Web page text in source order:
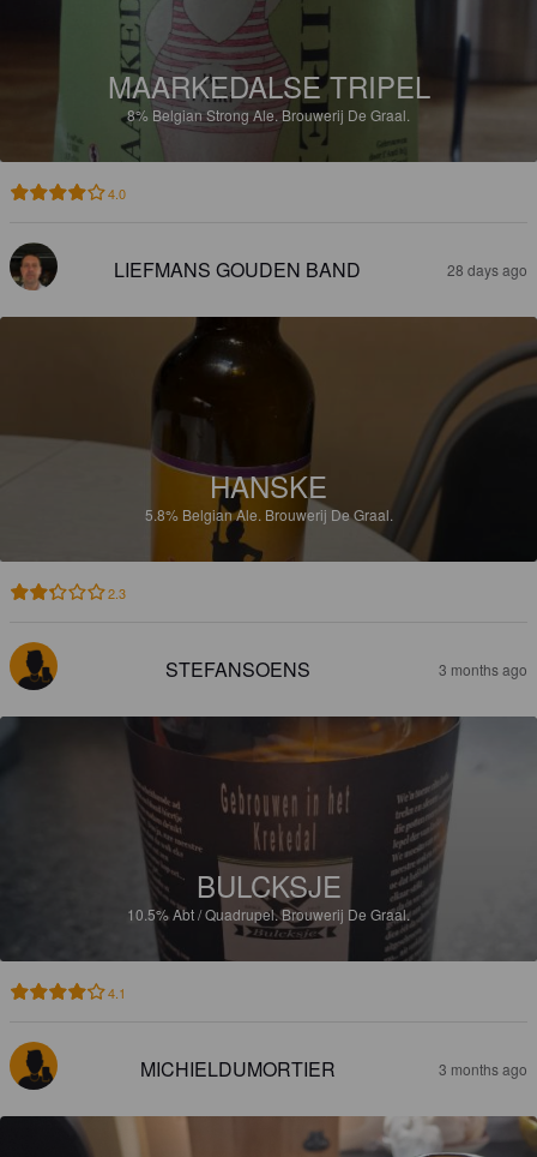
MAARKEDALSE TRIPEL
8% Belgian Strong Ale. Brouwerij De Graal.
4.0
LIEFMANS GOUDEN BAND 28 days ago
HANSKE
5.8% Belgian Ale. Brouwerij De Graal.
2.3
STEFANSOENS 3 months ago
BULCKSJE
10.5%Abt / Quadrupel.Brouwerij De Graal.
4.1
MICHIELDUMORTIER 3 months ago